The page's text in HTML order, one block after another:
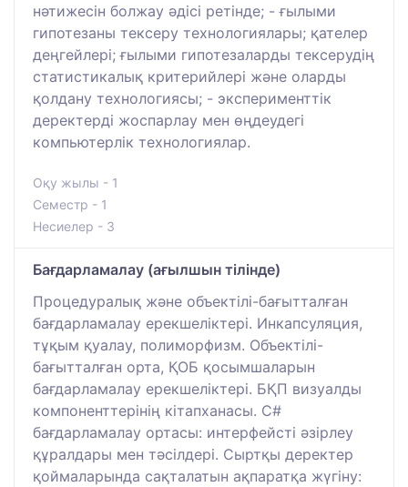
нәтижесін болжау әдісі ретінде; - ғылыми
гипотезаны тексеру технологиялары; қателер
деңгейлері; ғылыми гипотезаларды тексерудің
статистикалық критерийлері және оларды
қолдану технологиясы; - эксперименттік
деректерді жоспарлау мен өңдеудегі
компьютерлік технологиялар.
Оқу жылы - 1
Семестр - 1
Несиелер - 3
Бағдарламалау (ағылшын тілінде)
Процедуралық және объектілі-бағытталған
бағдарламалау ерекшеліктері. Инкапсуляция,
тұқым қуалау, полиморфизм. Объектілі-
бағытталған орта, ҚОБ қосымшаларын
бағдарламалау ерекшеліктері. БҚП визуалды
компоненттерінің кітапханасы. C#
бағдарламалау ортасы: интерфейсті әзірлеу
құралдары мен тәсілдері. Сыртқы деректер
қоймаларында сақталатын ақпаратқа жүгіну: